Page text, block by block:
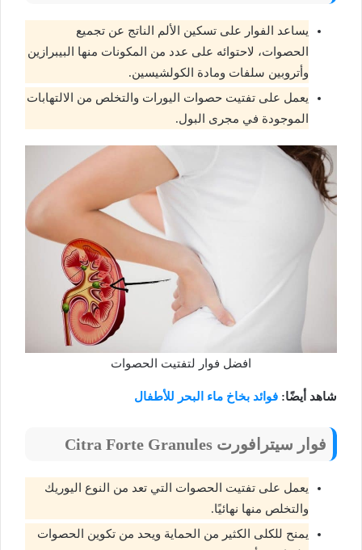
يساعد الفوار على تسكين الألم الناتج عن تجميع
الحصوات، لاحتوائه على عدد من المكونات منها البيبرازين
وأتروبين سلفات ومادة الكولشيسين.
يعمل على تفتيت حصوات اليورات والتخلص من الالتهابات
الموجودة في مجرى البول.
افضل فوار لتفتيت الحصوات
شاهد أيضًا: فوائد بخاخ ماء البحر للأطفال
فوار سيترافورت Citra Forte Granules
يعمل على تفتيت الحصوات التي تعد من النوع اليوريك
والتخلص منها نهائيًا.
يمنح للكلى الكثير من الحماية ويحد من تكوين الحصوات